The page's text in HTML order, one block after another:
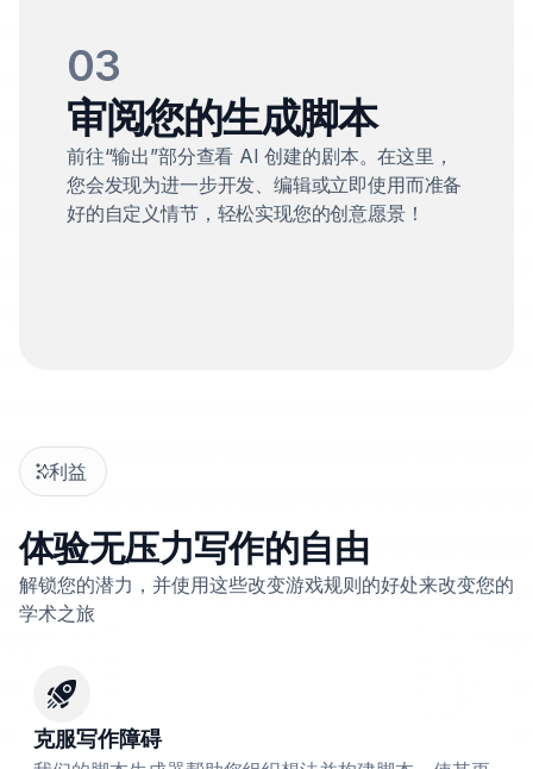
03
审阅您的生成脚本
前往“输出”部分查看 AI 创建的剧本。在这里，
您会发现为进一步开发、编辑或立即使用而准备
好的自定义情节，轻松实现您的创意愿景！
利益
体验无压力写作的自由
解锁您的潜力，并使用这些改变游戏规则的好处来改变您的
学术之旅
克服写作障碍